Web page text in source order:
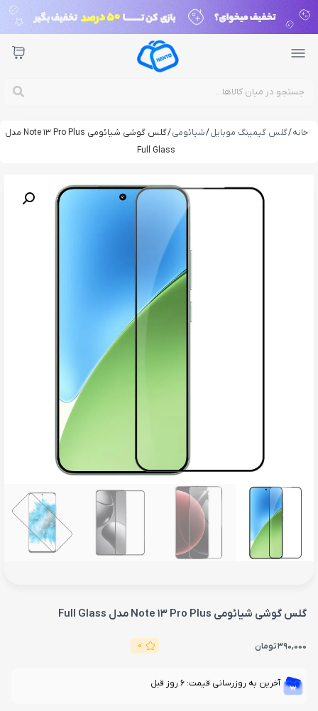
خانه/گلس گیمینگ موبایل/شیائومی
/ گلس گوشی شیائومی Note 13 Pro Plus مدل
Full Glass
گلس گوشی شیائومی Note 13 Pro Plus مدل Full Glass
390,000تومان 0
آخرین به روزرسانی قیمت: 6 روز قبل